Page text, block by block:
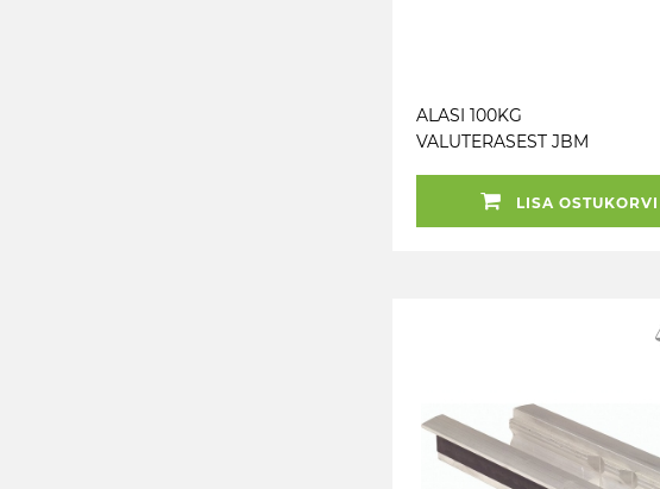
ALASI 100KG
VALUTERASEST JBM
LISA OSTUKORVI